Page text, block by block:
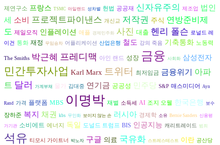
제연구소 프랑스 TSMC 아일랜드 성차별 헌법 공공재 신자유주의 제조업
법인
세 소비 프로젝트파이낸스 개신교 저작권 주식 연방준비제
도 제일모직 인플레이션 애플 경제민주화 사진 대출 헨리 폴슨
로널드 레
이건
통화 재정 무임승차 어플리케이션 산업은행 철도 강의 죽음 기축통화 노동력
The Smiths 박근혜 프레디맥 아인 랜드 성장 금융 사회화 삼성전자
민간투자사업 Karl Marx 트위터 최저임금 금융위기 아파
트 달러 가계부채 물가 김대중 연기금 공공성 민주당 S&P 매스미디어 Ayn
Rand 가격 플랫폼 MBS 이명박 재벌 소득세 AI 조지 오웰 한국은행 보수
장하준 복지 채권 kbs 무인화 보이지 않는 손 러시아 경제학 소유 Bernie Sanders 신용평
가기관 소비에트 에너지 독일 도널드 트럼프 BIS 인공지능 캐리트레이드 범죄
석유 티모시 가이트너 박노자 구글 의료 국유화 스트레스테스트 이란 공산당